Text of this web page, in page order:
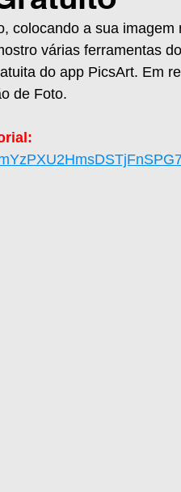
colocando a sua imagem
várias ferramentas
do app PicsArt. Em
de Foto.